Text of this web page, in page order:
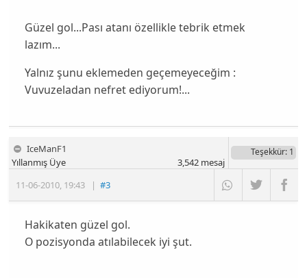
Güzel gol...Pası atanı özellikle tebrik etmek
lazım...
Yalnız şunu eklemeden geçemeyeceğim :
Vuvuzeladan nefret ediyorum!...
IceManF1
11-06-2010 19:43 |#3
Yıllanmış Üye
Teşekkür: 1
3,542mesaj
Hakikaten güzel gol.
O pozisyonda atılabilecek iyi şut.